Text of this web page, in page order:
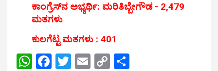
ಕಾಂಗ್ರೆಸ್‌ನ ಅಭ್ಯರ್ಥಿ: ಮರಿತಿಬ್ಬೇಗೌಡ ‌- 2,479
ಮತಗಳು
ಕುಲಗೆಟ್ಟ ಮತಗಳು : 401
W F
T
E
C